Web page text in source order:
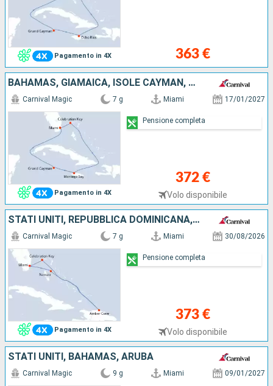
Pagamento in 4X 363 €
BAHAMAS, GIAMAICA, ISOLE CAYMAN, STATI UNITI
Pagamento in 4X
Carnival Magic 7 g Miami 17/01/2027
372 €
Volo disponibile
Pensione completa
STATI UNITI, REPUBBLICA DOMINICANA, BAHAMAS
Pagamento in 4X
Carnival Magic 7 g Miami 30/08/2026
373 €
Volo disponibile
Pensione completa
STATI UNITI, BAHAMAS, ARUBA
Carnival Magic 9 g Miami 09/01/2027